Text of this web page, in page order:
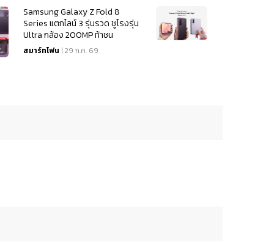
Samsung Galaxy Z Fold 8
Series แตกไลน์ 3 รุ่นรวด ชูโรงรุ่น
Ultra กล้อง 200MP ท้าชน
iPhone 18
สมาร์ทโฟน | 29 ก.ค. 69